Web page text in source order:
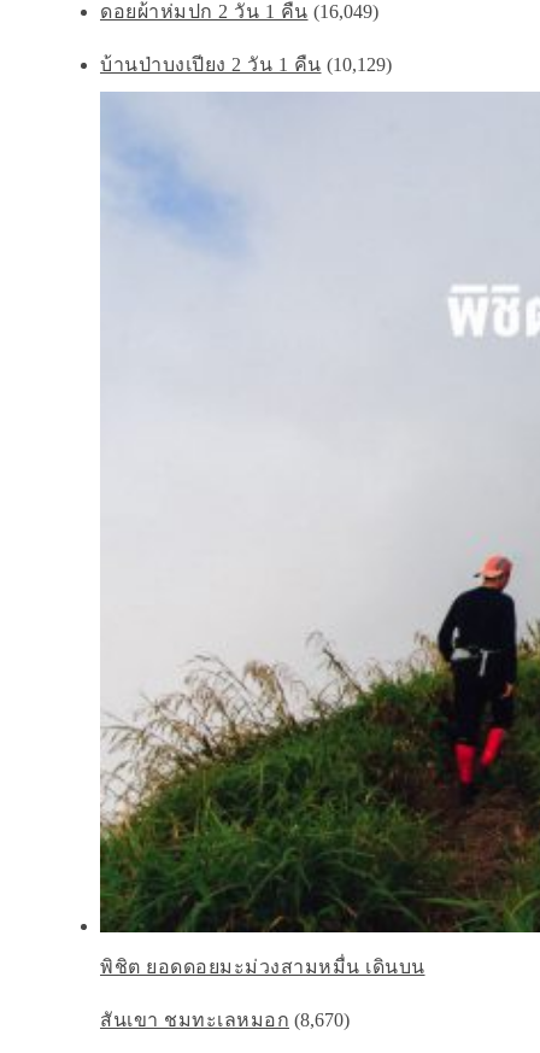
ดอยผ้าห่มปก 2 วัน 1 คืน (16,049)
บ้านป่าบงเปียง 2 วัน 1 คืน (10,129)
พิชิต ยอดดอยมะม่วงสามหมื่น เดินบน
สันเขา ชมทะเลหมอก (8,670)